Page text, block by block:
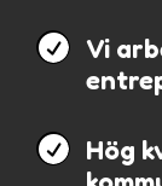
 Vi
 Hög